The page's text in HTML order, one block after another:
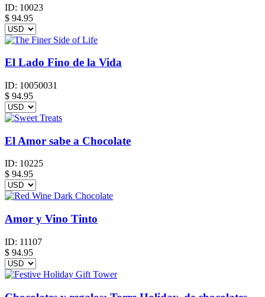
ID: 10023
$ 94.95
El Lado Fino de la Vida
ID: 10050031
$ 94.95
El Amor sabe a Chocolate
ID: 10225
$ 94.95
Amor y Vino Tinto
ID: 11107
$ 94.95